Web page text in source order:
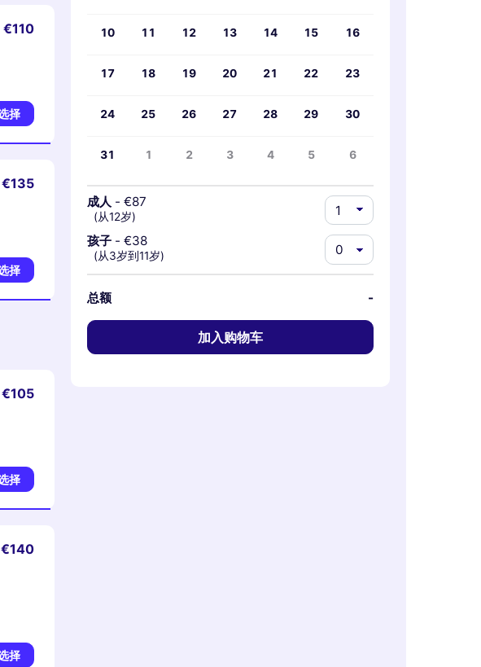
€110
择
€135
择
€105
择
€140
择
10 11 12 13 14 15 16
17 18 19 20 21 22 23
24 25 26 27 28 29 30
31 1 2 3 4 5 6
成人 - €87
(从12岁)
孩子 - €38
(从3岁到11岁)
总额 -
加入购物车